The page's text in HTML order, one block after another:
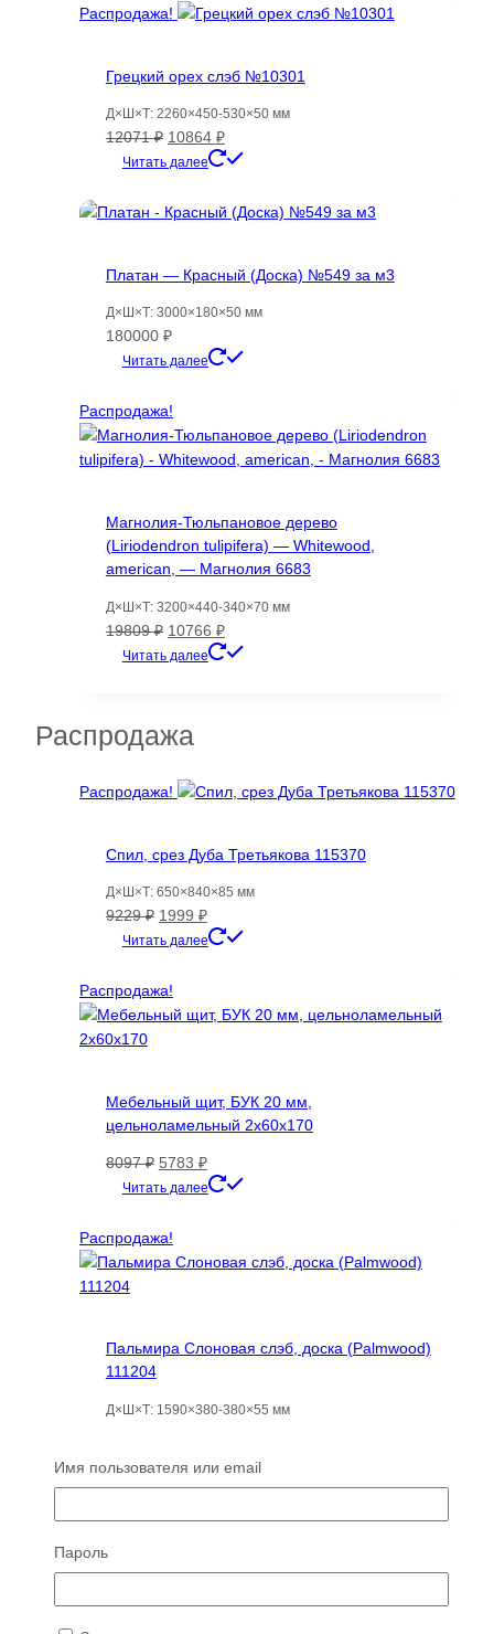
14314 ₽.
Распродажа!
Грецкий орех слэб №10301
Д×Ш×Т: 2260×450-530×50 мм
12071₽ Первоначальная
цена
12071 ₽.
10864 ₽Текущая
цена:
Читать далее
Платан — Красный (Доска) №549 за м3
Д×Ш×Т: 3000×180×50 мм
180000 ₽
Читать далее
Распродажа!
Магнолия-Тюльпановое дерево
(Liriodendron tulipifera) — Whitewood,
american, — Магнолия 6683
Д×Ш×Т: 3200×440-340×70 мм
19809₽ Первоначальная
цена
10766 ₽Текущая
цена:
Читать далее
Распродажа
Распродажа!
Спил, срез Дуба Третьякова 115370
Д×Ш×Т: 650×840×85 мм
9229₽ Первоначальная
цена
9229 ₽.
1999 ₽Текущая
цена:
Читать далее
Распродажа!
Мебельный щит, БУК 20 мм,
цельноламельный 2х60х170
8097₽ Первоначальная
цена
8097 ₽.
5783 ₽Текущая
цена:
Читать далее
Распродажа!
Пальмира Слоновая слэб, доска (Palmwood)
111204
Д×Ш×Т: 1590×380-380×55 мм
Имя пользователя или email
Пароль